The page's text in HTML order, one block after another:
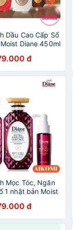
Dầu Cao Cấp Số
Diane 450ml
đ
Mọc Tóc, Ngăn
1 nhật bản Moist
Chính Hãng]
đ